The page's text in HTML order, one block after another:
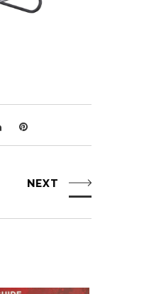
NEXT